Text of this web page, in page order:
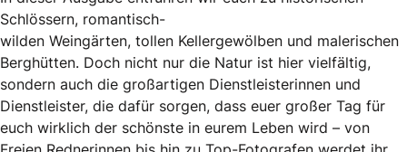
Schlössern, romantisch-
wilden Weingärten, tollen Kellergewölben und malerischen
Berghütten. Doch nicht nur die Natur ist hier vielfältig,
sondern auch die großartigen Dienstleisterinnen und
Dienstleister, die dafür sorgen, dass euer großer Tag für
euch wirklich der schönste in eurem Leben wird – von